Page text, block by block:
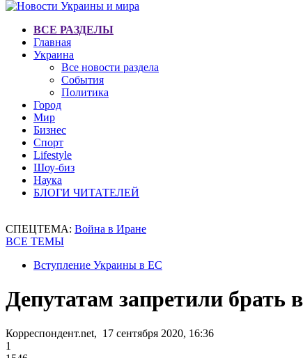
ВСЕ РАЗДЕЛЫ
Главная
Украина
Все новости раздела
События
Политика
Город
Мир
Бизнес
Спорт
Lifestyle
Шоу-биз
Наука
БЛОГИ ЧИТАТЕЛЕЙ
СПЕЦТЕМА: Война в Иране
ВСЕ ТЕМЫ
Вступление Украины в ЕС
Депутатам запретили
Корреспондент.net, 17 сентября 2020, 16:36
1